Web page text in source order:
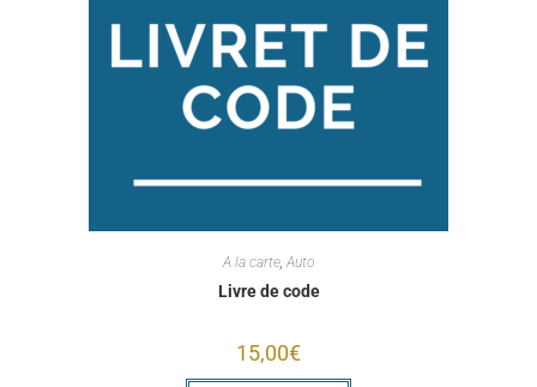
A la carte, Auto
Livre de code
15,00€